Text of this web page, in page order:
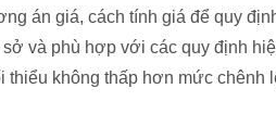
án giá, cách tính giá để quy
và phù hợp với các quy định
thiểu không thấp hơn mức